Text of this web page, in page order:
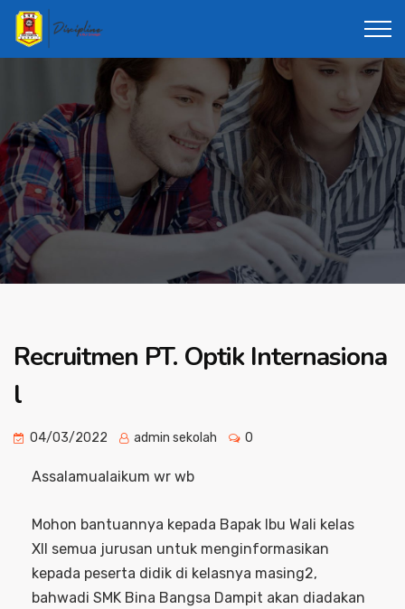
Recruitmen PT. Optik Internasiona
l
04/03/2022 admin sekolah 0
Assalamualaikum wr wb
Mohon bantuannya kepada Bapak Ibu Wali kelas
XII semua jurusan untuk menginformasikan
kepada peserta didik di kelasnya masing2,
bahwadi SMK Bina Bangsa Dampit akan diadakan